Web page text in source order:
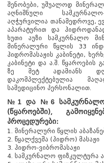
შენობები, უშუალოდ
აღნიშნული
აღჭურვილია თანამედროვე,
აპარატურით და
ხუთი აუზი სამკურნალო
მინერალური წყლის 33
ჰიდრომასაჟის კაბინეტი,
კაბინეტი და ა.შ. წყაროების
ზე მეტ ადამიანს
დაკომპლექტებულია
სამედიცინო პერსონალით.
№1 და №6
(წყაროებში),
პროცედურები:
1. მინერალური წყლის
2. წყალქვეშა (ჰიდრო) მასაჟი
3. ჰიდრო-ვიბრომასაჟი
4. სამკურნალო ფიზკულტურა